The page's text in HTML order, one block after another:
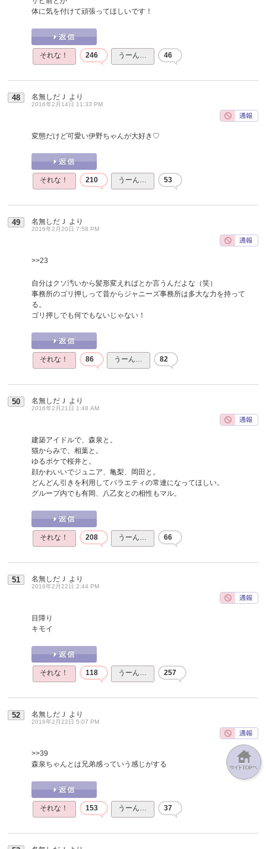
体に気を付けて頑張ってほしいです！
それな！ 246 うーん… 46
48 名無しだＪ より
2016年2月14日 11:33 PM
変態だけど可愛い伊野ちゃんが大好き♡
それな！ 210 うーん… 53
49 名無しだＪ より
2016年2月20日 7:58 PM
>>23
自分はクソ汚いから髪形変えればとか言うんだよな（笑）
事務所のゴリ押しって昔からジャニーズ事務所は多大な力を持って
る。
ゴリ押しでも何でもないじゃない！
それな！ 86 うーん… 82
50 名無しだＪ より
2016年2月21日 1:48 AM
建築アイドルで、森泉と。
猫からみで、相葉と。
ゆるボケで桜井と。
顔かわいいでジュニア、亀梨、岡田と。
どんどん引きを利用してバラエティの常連になってほしい。
グループ内でも有岡、八乙女との相性もマル。
それな！ 208 うーん… 66
51 名無しだＪ より
2016年2月22日 2:44 PM
目障り
キモイ
それな！ 118 うーん… 257
52 名無しだＪ より
2016年2月22日 5:07 PM
>>39
森泉ちゃんとは兄弟感っていう感じがする
それな！ 153 うーん… 37